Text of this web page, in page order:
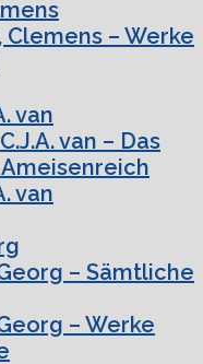
Clemens – Werke
van
van – Das
van
– Sämtliche
– Werke